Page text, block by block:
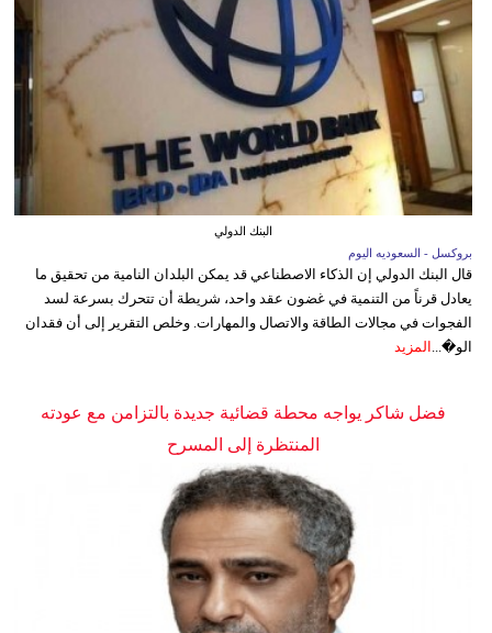
البنك الدولي
بروكسل - السعوديه اليوم
قال البنك الدولي إن الذكاء الاصطناعي قد يمكن البلدان النامية من تحقيق ما
يعادل قرناً من التنمية في غضون عقد واحد، شريطة أن تتحرك بسرعة لسد
الفجوات في مجالات الطاقة والاتصال والمهارات. وخلص التقرير إلى أن فقدان
الو�... المزيد
فضل شاكر يواجه محطة قضائية جديدة بالتزامن مع عودته
المنتظرة إلى المسرح